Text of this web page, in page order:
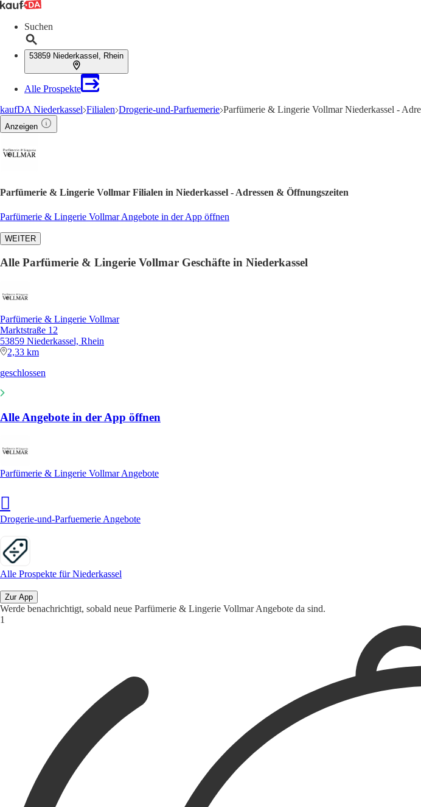
Suchen
53859 Niederkassel, Rhein
Alle Prospekte
kaufDA Niederkassel Filialen Drogerie-und-Parfuemerie Parfümerie & Lingerie Vollmar Niederkassel -
Anzeigen
Parfümerie & Lingerie Vollmar Filialen in Niederkassel - Adressen & Öffnungszeiten
Parfümerie & Lingerie Vollmar Angebote in der App öffnen
WEITER
Alle Parfümerie & Lingerie Vollmar Geschäfte in Niederkassel
Parfümerie & Lingerie Vollmar
Marktstraße 12
53859 Niederkassel, Rhein
2,33 km
geschlossen
Alle Angebote in der App öffnen
Parfümerie & Lingerie Vollmar Angebote
Drogerie-und-Parfuemerie Angebote
Alle Prospekte für Niederkassel
Zur App
Werde benachrichtigt, sobald neue Parfümerie & Lingerie Vollmar Angebote da sind.